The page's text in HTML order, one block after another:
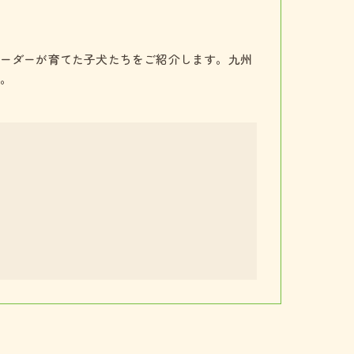
ダーが育てた子犬たちをご紹介します。九州